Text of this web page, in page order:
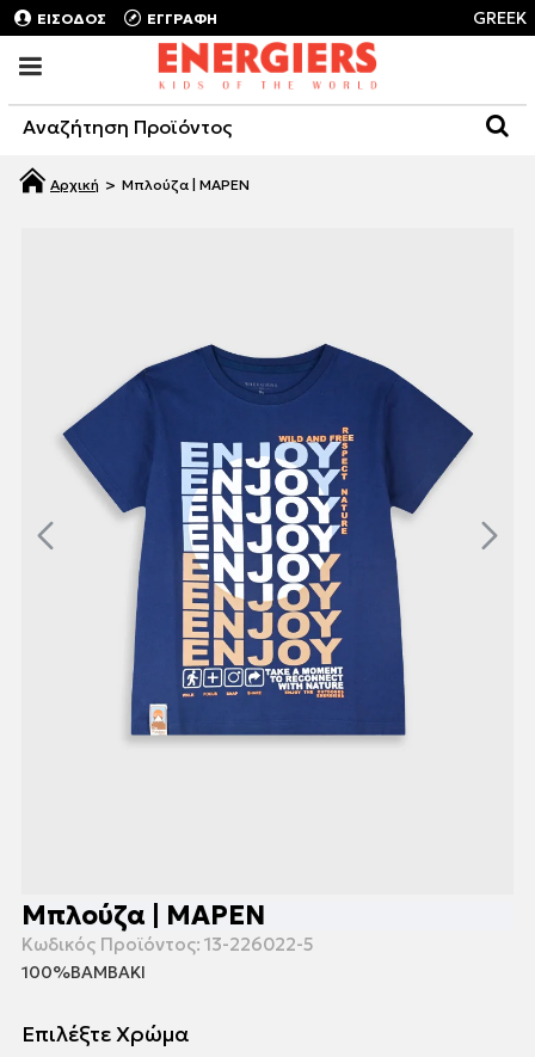
ΕΙΣΟΔΟΣ ΕΓΓΡΑΦΗ GREEK
Μπλούζα | ΜΑΡΕΝ
Μπλούζα | ΜΑΡΕΝ
Κωδικός Προϊόντος: 13-226022-5
100%ΒΑΜΒΑΚΙ
Επιλέξτε Χρώμα